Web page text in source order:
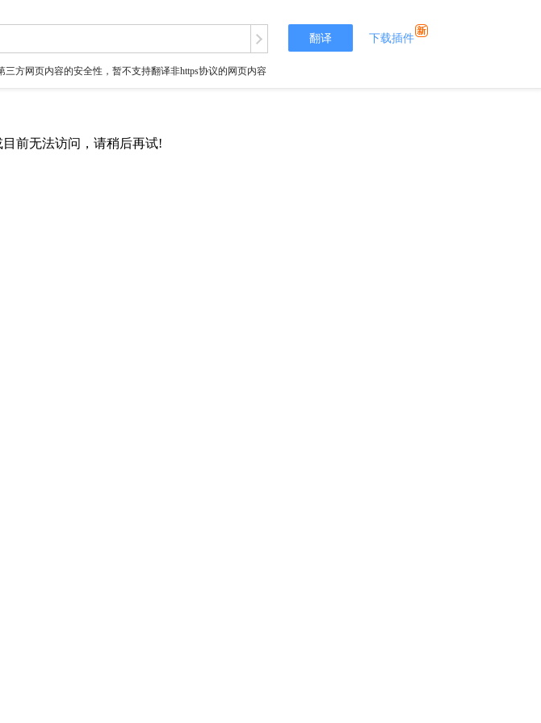
翻译 下载插件
方网页内容的安全性，暂不支持翻译非https协议的网页内容